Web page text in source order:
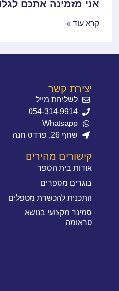
אני מזמינה אתכם
קרא עוד »
קישורים מהירים
אודות בית הספר
בוגרים מספרים
התכנית להכשרת מטפלים
סמינר מקצועי בנושא
טראומה
יצירת קשר
לשליחת מייל
054-314-9914⁩
Whatsapp
שחף 26, פרדס חנה